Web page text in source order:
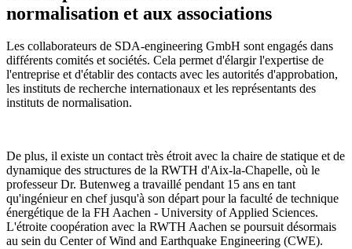
normalisation et aux associations
Les collaborateurs de SDA-engineering GmbH sont engagés dans
différents comités et sociétés. Cela permet d'élargir l'expertise de
l'entreprise et d'établir des contacts avec les autorités d'approbation,
les instituts de recherche internationaux et les représentants des
instituts de normalisation.
De plus, il existe un contact très étroit avec la chaire de statique et de
dynamique des structures de la RWTH d'Aix-la-Chapelle, où le
professeur Dr. Butenweg a travaillé pendant 15 ans en tant
qu'ingénieur en chef jusqu'à son départ pour la faculté de technique
énergétique de la FH Aachen - University of Applied Sciences.
L'étroite coopération avec la RWTH Aachen se poursuit désormais
au sein du Center of Wind and Earthquake Engineering (CWE).